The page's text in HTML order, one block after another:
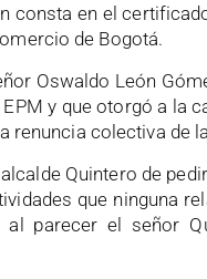
consta en el
de Bogotá.
Oswaldo León
y que otorgó a
renuncia colectiva de
Quintero de
que ninguna
parecer el señor